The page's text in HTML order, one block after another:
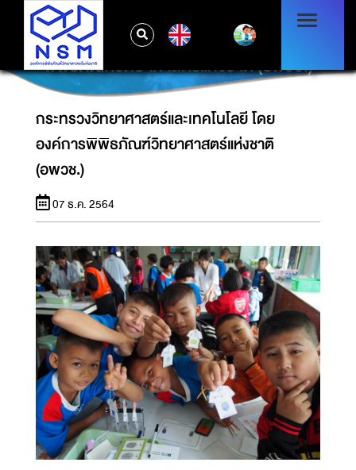
กระทรวงวิทยาศาสตร์และเทคโนโลยี โดยองค์การ
พิพิธภัณฑ์วิทยาศาสตร์แห่งชาติ (อพวช.)
กระทรวงวิทยาศาสตร์และเทคโนโลยี โดย
องค์การพิพิธภัณฑ์วิทยาศาสตร์แห่งชาติ
(อพวช.)
07 ธ.ค. 2564